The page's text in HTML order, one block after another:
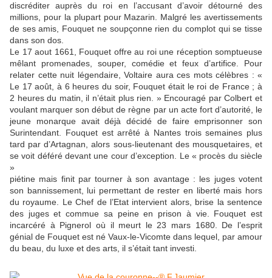
discréditer auprès du roi en l’accusant d’avoir détourné des
millions, pour la plupart pour Mazarin. Malgré les avertissements
de ses amis, Fouquet ne soupçonne rien du complot qui se tisse
dans son dos.
Le 17 aout 1661, Fouquet offre au roi une réception somptueuse
mêlant promenades, souper, comédie et feux d’artifice. Pour
relater cette nuit légendaire, Voltaire aura ces mots célèbres : «
Le 17 août, à 6 heures du soir, Fouquet était le roi de France ; à
2 heures du matin, il n’était plus rien. » Encouragé par Colbert et
voulant marquer son début de règne par un acte fort d’autorité, le
jeune monarque avait déjà décidé de faire emprisonner son
Surintendant. Fouquet est arrêté à Nantes trois semaines plus
tard par d’Artagnan, alors sous-lieutenant des mousquetaires, et
se voit déféré devant une cour d’exception. Le « procès du siècle
»
piétine mais finit par tourner à son avantage : les juges votent
son bannissement, lui permettant de rester en liberté mais hors
du royaume. Le Chef de l’Etat intervient alors, brise la sentence
des juges et commue sa peine en prison à vie. Fouquet est
incarcéré à Pignerol où il meurt le 23 mars 1680. De l’esprit
génial de Fouquet est né Vaux-le-Vicomte dans lequel, par amour
du beau, du luxe et des arts, il s’était tant investi.